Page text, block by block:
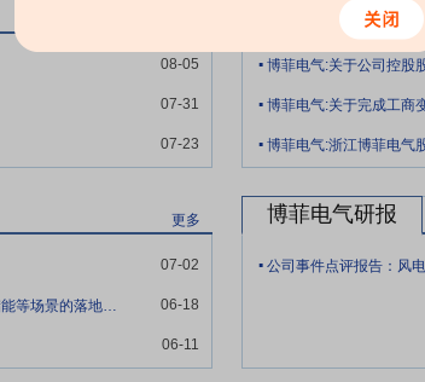
缘材料产品在批量供货之前均需要通过下游客户严格
借优异的产品品质、强大的设计研发能力、完善的售
多家国内知名企业建立了合作关系。在长期稳定的
推动了公司销售收入的快速增长，并由此形成了良
高分子复合材料研发制造，产品种类众多，包括槽楔
型号编制方法》（JB/T2197-1996）中所列举的八大
通产业链上下游，能够为客户提供多样化的产品选择
优化配置。同时，由于高分子复合材料技术延展性好
体系，对包括原材料采购验收、产品生产过程控制、
08-05
07-31
07-23
博菲电气公告
.
. 博菲电气:关于完成工商
. 博菲电气:浙江博菲电气
更多
07-02
今年以来固态变压器（SST）在 AI 数据中心、工商业储能等场景的落地速度明显加 06-18
06-11
博菲电气研报
. 公司事件点评报告：风